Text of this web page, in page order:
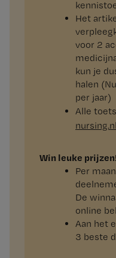
Het
voor 2
kun je
halen
per jaar)
Alle
Win leuke
Per
De
online
Aan het
3 beste